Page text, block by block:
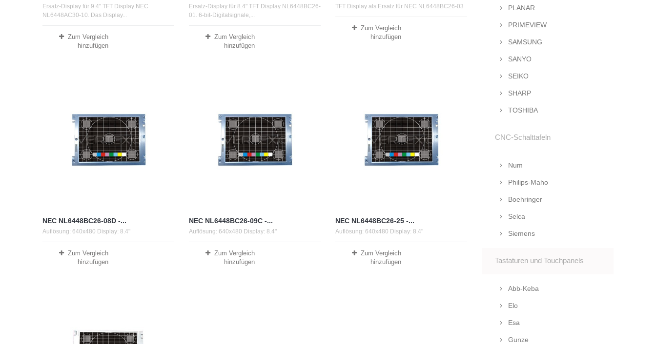
Ersatz-Display für 9.4" TFT Display NEC
NL6448AC30-10. Das Display...
Zum Vergleich
hinzufügen
Ersatz-Display für 8.4" TFT Display NL6448BC26-
01. 6-bit-Digitalsignale,...
Zum Vergleich
hinzufügen
TFT Display als Ersatz für NEC NL6448BC26-03
Zum Vergleich
hinzufügen
NEC NL6448BC26-08D -...
Auflösung: 640x480 Display: 8.4"
Zum Vergleich
hinzufügen
NEC NL6448BC26-09C -...
Auflösung: 640x480 Display: 8.4"
Zum Vergleich
hinzufügen
NEC NL6448BC26-25 -...
Auflösung: 640x480 Display: 8.4"
Zum Vergleich
hinzufügen
PLANAR
PRIMEVIEW
SAMSUNG
SANYO
SEIKO
SHARP
TOSHIBA
CNC-Schalttafeln
Num
Philips-Maho
Boehringer
Selca
Siemens
Tastaturen und Touchpanels
Abb-Keba
Elo
Esa
Gunze